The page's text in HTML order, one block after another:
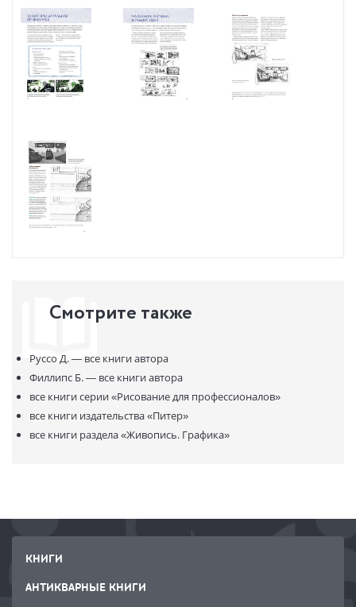
ISBN:
9785001167716
В продаже с:
29.12.2023
упражнения для проверки знаний — все это и даже больше вы
найдете в «Основах раскадровки». Предложенные в книге
методики, инструкции и техники помогут вам перейти на
следующий уровень мастерства в раскадровке.
Смотрите также
Руссо Д. — все книги автора
Филлипс Б. — все книги автора
все книги серии«Рисование для профессионалов»
все книги издательства«Питер»
все книги раздела«Живопись. Графика»
КНИГИ
АНТИКВАРНЫЕ КНИГИ